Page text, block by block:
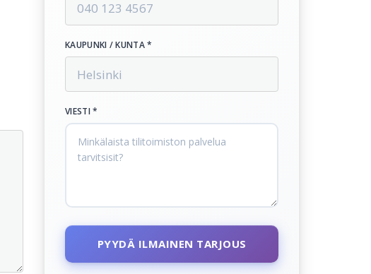
KAUPUNKI / KUNTA *
VIESTI *
PYYDÄ ILMAINEN TARJOUS